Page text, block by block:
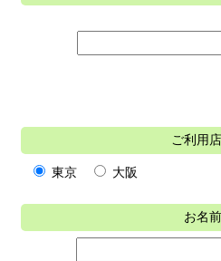
ご利用
東京 大阪
お名前